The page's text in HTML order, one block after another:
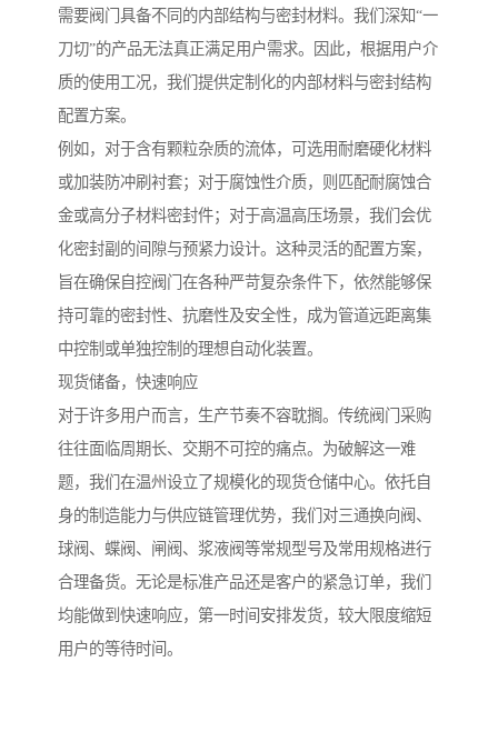
需要阀门具备不同的内部结构与密封材料。我们深知“一
刀切”的产品无法真正满足用户需求。因此，根据用户介
质的使用工况，我们提供定制化的内部材料与密封结构
配置方案。
例如，对于含有颗粒杂质的流体，可选用耐磨硬化材料
或加装防冲刷衬套；对于腐蚀性介质，则匹配耐腐蚀合
金或高分子材料密封件；对于高温高压场景，我们会优
化密封副的间隙与预紧力设计。这种灵活的配置方案，
旨在确保自控阀门在各种严苛复杂条件下，依然能够保
持可靠的密封性、抗磨性及安全性，成为管道远距离集
中控制或单独控制的理想自动化装置。
现货储备，快速响应
对于许多用户而言，生产节奏不容耽搁。传统阀门采购
往往面临周期长、交期不可控的痛点。为破解这一难
题，我们在温州设立了规模化的现货仓储中心。依托自
身的制造能力与供应链管理优势，我们对三通换向阀、
球阀、蝶阀、闸阀、浆液阀等常规型号及常用规格进行
合理备货。无论是标准产品还是客户的紧急订单，我们
均能做到快速响应，第一时间安排发货，较大限度缩短
用户的等待时间。